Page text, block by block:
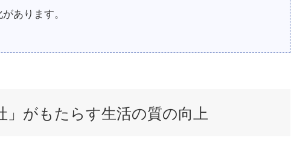
あります。
」がもたらす生活の質の向上